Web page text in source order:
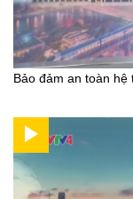
Bảo đảm an toàn hệ